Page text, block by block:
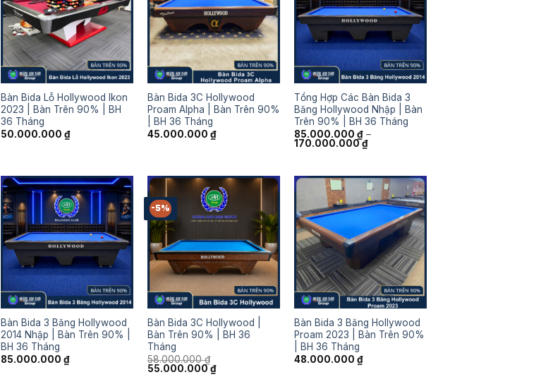
Bàn Bida Lỗ Hollywood Ikon
2023 | Bàn Trên 90% | BH
36 Tháng
50.000.000 ₫
Bàn Bida 3C Hollywood
Proam Alpha | Bàn Trên 90%
| BH 36 Tháng
45.000.000 ₫
Tổng Hợp Các Bàn Bida 3
Băng Hollywood Nhập | Bàn
Trên 90% | BH 36 Tháng
85.000.000 ₫ –
170.000.000₫Khoảng
giá:
đến
170.000.000 ₫
Bàn Bida 3 Băng Hollywood
2014 Nhập | Bàn Trên 90% |
BH 36 Tháng
85.000.000 ₫
-5%
Bàn Bida 3C Hollywood |
Bàn Trên 90% | BH 36
Tháng
58.000.000₫
Giá
55.000.000₫Giá
hiện
Bàn Bida 3 Băng Hollywood
Proam 2023 | Bàn Trên 90%
| BH 36 Tháng
48.000.000 ₫